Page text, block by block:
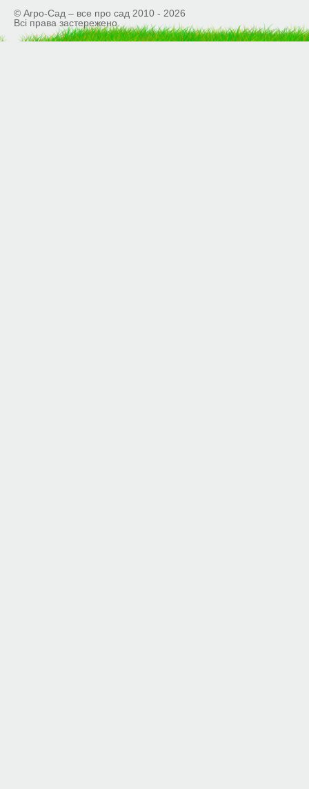
© Агро-Сад – все про сад 2010 - 2026
Всі права застережено.